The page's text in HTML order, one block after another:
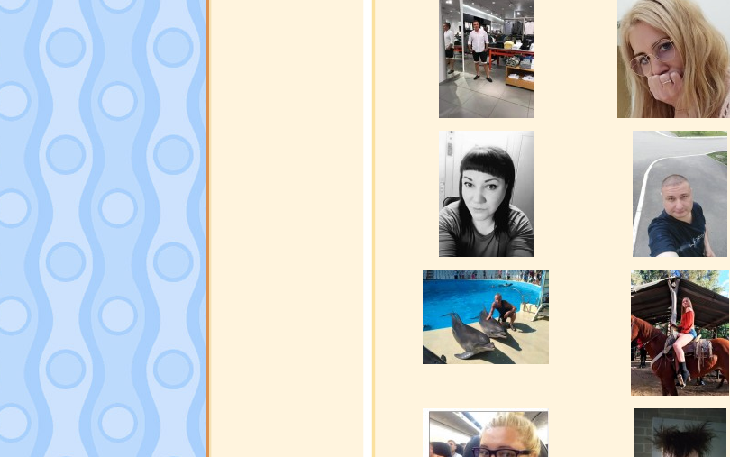
[24] chuvichka [24]
Клавка Помидорих [13] CRYstalmeth81 [21]
Белый Птах [19]